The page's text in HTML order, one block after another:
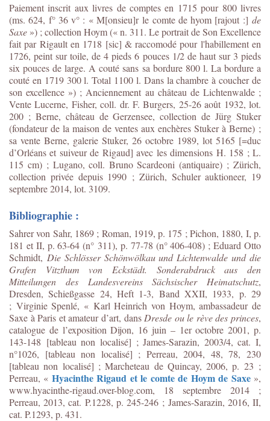
Paiement inscrit aux livres de comptes en 1715 pour 800 livres
(ms. 624, f° 36 v° : « M[onsieu]r le comte de hyom [rajout :] de
Saxe ») ; collection Hoym (« n. 311. Le portrait de Son Excellence
fait par Rigault en 1718 [sic] & raccomodé pour l'habillement en
1726, peint sur toile, de 4 pieds 6 pouces 1/2 de haut sur 3 pieds
six pouces de large. A couté sans sa bordure 800 l. La bordure a
couté en 1719 300 l. Total 1100 l. Dans la chambre à coucher de
son excellence ») ; Anciennement au château de Lichtenwalde ;
Vente Lucerne, Fisher, coll. dr. F. Burgers, 25-26 août 1932, lot.
200 ; Berne, château de Gerzensee, collection de Jürg Stuker
(fondateur de la maison de ventes aux enchères Stuker à Berne) ;
sa vente Berne, galerie Stuker, 26 octobre 1989, lot 5165 [=duc
d’Orléans et suiveur de Rigaud] avec les dimensions H. 158 ; L.
115 cm) ; Lugano, coll. Bruno Scardeoni (antiquaire) ; Zürich,
collection privée depuis 1990 ; Zürich, Schuler auktioneer, 19
septembre 2014, lot. 3109.
Bibliographie :
Sahrer von Sahr, 1869 ; Roman, 1919, p. 175 ; Pichon, 1880, I, p.
181 et II, p. 63-64 (n° 311), p. 77-78 (n° 406-408) ; Eduard Otto
Schmidt, Die Schlösser Schönwölkau und Lichtenwalde und die
Grafen Vitzthum von Eckstädt. Sonderabdruck aus den
Mitteilungen des Landesvereins Sächsischer Heimatschutz,
Dresden, Schießgasse 24, Heft 1-3, Band XXII, 1933, p. 29
; Virginie Spenlé, « Karl Heinrich von Hoym, ambassadeur de
Saxe à Paris et amateur d’art, dans Dresde ou le rève des princes,
catalogue de l’exposition Dijon, 16 juin – 1er octobre 2001, p.
143-148 [tableau non localisé] ; James-Sarazin, 2003/4, cat. I,
n°1026, [tableau non localisé] ; Perreau, 2004, 48, 78, 230
[tableau non localisé] ; Marcheteau de Quincay, 2006, p. 23 ;
Perreau, « Hyacinthe Rigaud et le comte de Hoym de Saxe»,
www.hyacinthe-rigaud.over-blog.com, 18 septembre 2014 ;
Perreau, 2013, cat. P.1228, p. 245-246 ; James-Sarazin, 2016, II,
cat. P.1293, p. 431.